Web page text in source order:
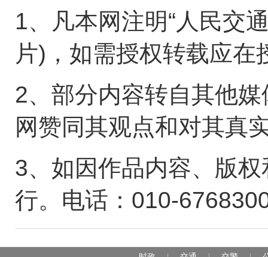
1、凡本网注明“人民交
片)，如需授权转载应
2、部分内容转自其他
网赞同其观点和对其真
3、如因作品内容、版
行。电话：010-